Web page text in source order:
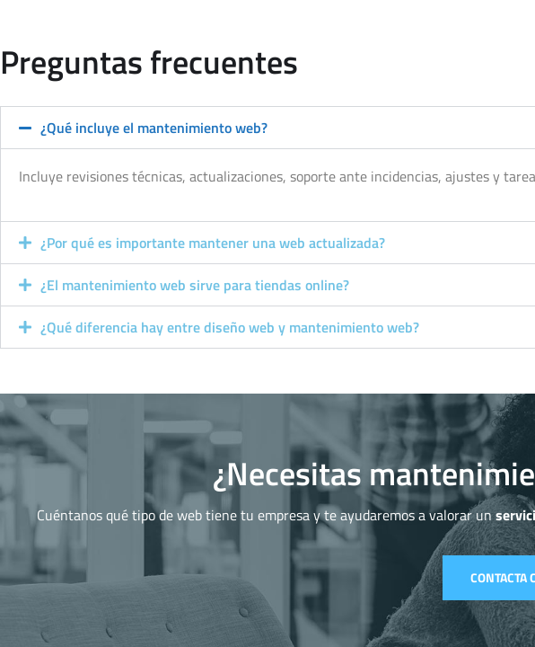
Preguntas frecuentes
¿Qué incluye el mantenimiento web?
Incluye revisiones técnicas, actualizaciones, soporte ante incidencias, ajustes y
¿Por qué es importante mantener una web actualizada?
¿El mantenimiento web sirve para tiendas online?
¿Qué diferencia hay entre diseño web y mantenimiento web?
¿Necesitas
Cuéntanos qué tipo de web tiene tu empresa y te ayudaremos a valorar un
CONTACTA